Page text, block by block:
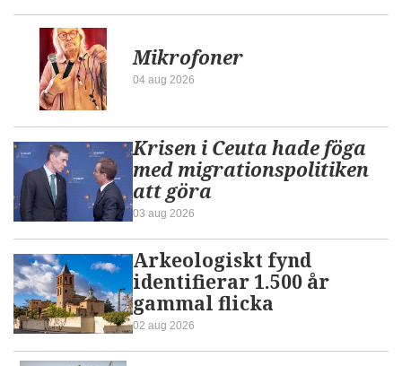
Mikrofoner
04 aug 2026
Krisen i Ceuta hade föga
med migrationspolitiken
att göra
03 aug 2026
Arkeologiskt fynd
identifierar 1.500 år
gammal flicka
02 aug 2026